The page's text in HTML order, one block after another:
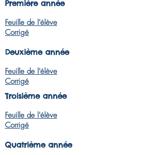
Première année
Feuille de l'élève
Corrigé
Deuxième année
Feuille de l'élève
Corrigé
Troisième année
Feuille de l'élève
Corrigé
Quatrième année